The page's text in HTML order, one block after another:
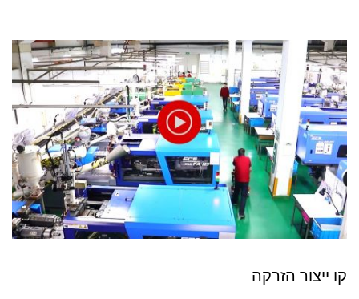
קו ייצור הזרקה